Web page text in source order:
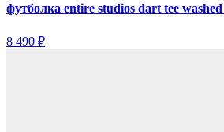
футболка entire studios dart tee
8 490 ₽